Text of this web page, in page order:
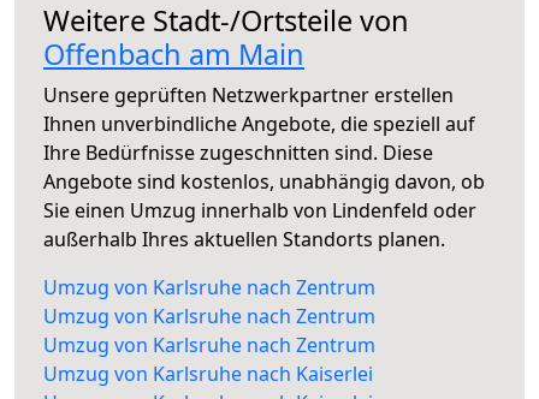
Weitere Stadt-/Ortsteile von
Offenbach am Main
Unsere geprüften Netzwerkpartner erstellen
Ihnen unverbindliche Angebote, die speziell auf
Ihre Bedürfnisse zugeschnitten sind. Diese
Angebote sind kostenlos, unabhängig davon, ob
Sie einen Umzug innerhalb von Lindenfeld oder
außerhalb Ihres aktuellen Standorts planen.
Umzug von Karlsruhe nach Zentrum
Umzug von Karlsruhe nach Zentrum
Umzug von Karlsruhe nach Zentrum
Umzug von Karlsruhe nach Kaiserlei